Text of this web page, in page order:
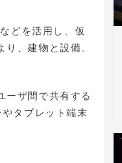
どを活用し、仮
、建物と設備、
ーザ間で共有する
タブレット端末